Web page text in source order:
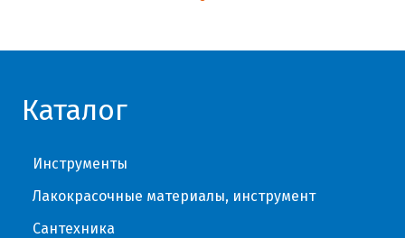
Каталог
Инструменты
Лакокрасочные материалы, инструмент
Сантехника